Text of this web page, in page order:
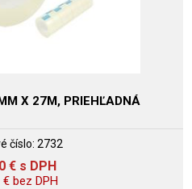
X 27M, PRIEHĽADNÁ
číslo: 2732
€ s DPH
€bez DPH